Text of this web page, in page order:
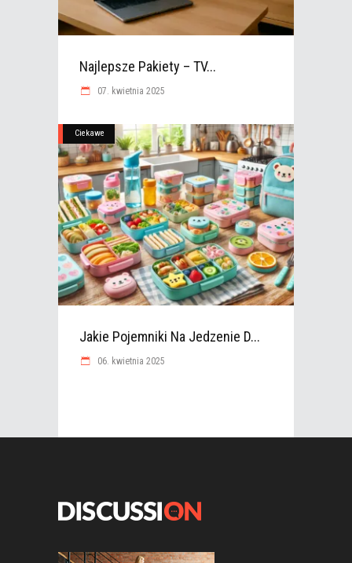
Najlepsze Pakiety – TV...
07. kwietnia 2025
Ciekawe
Jakie Pojemniki Na Jedzenie D...
06. kwietnia 2025